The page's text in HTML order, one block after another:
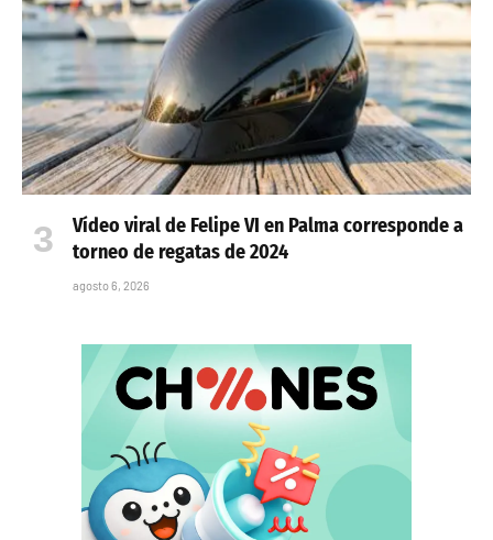
Vídeo viral de Felipe VI en Palma corresponde a
torneo de regatas de 2024
agosto 6, 2026